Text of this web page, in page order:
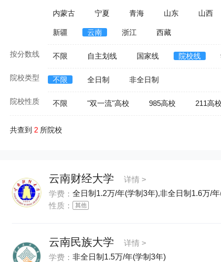
内蒙古 宁夏 青海 山东 山西
新疆 云南 浙江 西藏
按分数线 不限 自主划线 国家线 院校线
院校类型 不限 全日制 非全日制
院校性质 不限 "双一流"高校 985高校 211高
共查到 2 所院校
云南财经大学
详情 >
学费： 全日制1.2万/年(学制3年),非全日制1.6万/
性质：
云南民族大学
详情 >
学费： 非全日制1.5万/年(学制3年)